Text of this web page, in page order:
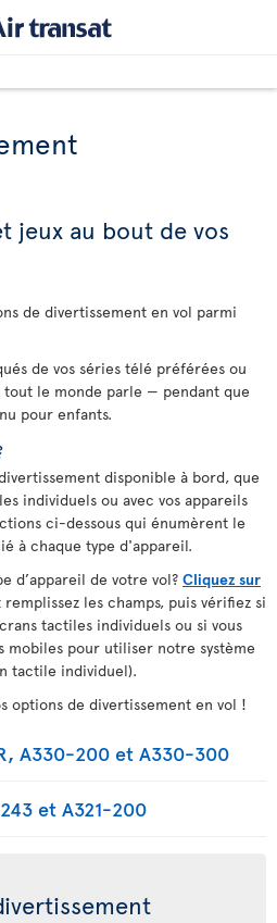
jeux au bout de vos
de divertissement en vol parmi
de vos séries télé préférées ou
le monde parle — pendant que
pour enfants.
disponible à bord, que
individuels ou avec vos appareils
ci-dessous qui énumèrent le
à chaque type d'appareil.
d’appareil de votre vol? Cliquez sur
remplissez les champs, puis vérifiez si
tactiles individuels ou si vous
mobiles pour utiliser notre système
tactile individuel).
options de divertissement en vol !
A330-200 et A330-300
et A321-200